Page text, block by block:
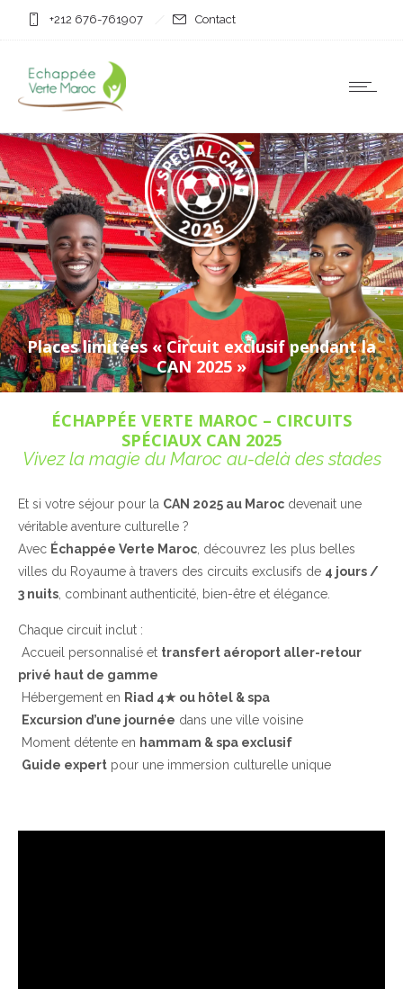
+212 676-761907 Contact
Un match, des émotions… et entre deux
rencontres, une aventure inoubliable !
ÉCHAPPÉE VERTE MAROC – CIRCUITS
SPÉCIAUX CAN 2025
Vivez la magie du Maroc au-delà des stades
Et si votre séjour pour la CAN 2025 au Maroc devenait une
véritable aventure culturelle ?
Avec Échappée Verte Maroc , découvrez les plus belles
villes du Royaume à travers des circuits exclusifs de 4 jours /
3 nuits , combinant authenticité, bien-être et élégance.
Chaque circuit inclut :
Accueil personnalisé et transfert aéroport aller-retour
privé haut de gamme
Hébergement en Riad 4★ ou hôtel & spa
Excursion d’une journée dans une ville voisine
Moment détente en hammam & spa exclusif
Guide expert pour une immersion culturelle unique